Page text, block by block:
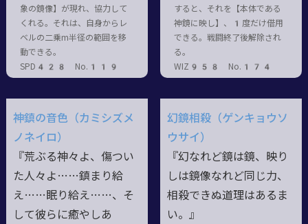
象の鏡像】が現れ、協力して
くれる。それは、自身からレ
ベルの二乗m半径の範囲を移
動できる。
SPD428 No.119
すると、それを【本体である
神鏡に映し】、1度だけ借用
できる。戦闘終了後解除され
る。
WIZ958 No.174
神鎮の音色（カミシズメ
ノネイロ）
『荒ぶる神々よ、傷つい
た人々よ……鎮まり給
え……眠り給え……、そ
して彼らに癒やしあ
幻鏡相殺（ゲンキョウソ
ウサイ）
『幻なれど鏡は鏡、映り
しは鏡像なれど同じ力、
相殺できぬ道理はあるま
い。』